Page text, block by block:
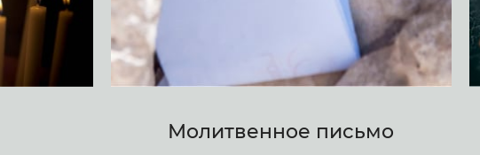
Молитвенное письмо